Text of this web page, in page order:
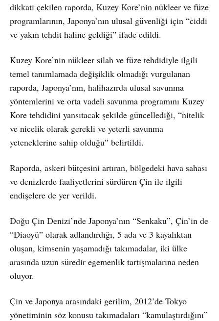
dikkati çekilen raporda, Kuzey Kore’nin nükleer ve füze
programlarının, Japonya’nın ulusal güvenliği için “ciddi
ve yakın tehdit haline geldiği” ifade edildi.
Kuzey Kore’nin nükleer silah ve füze tehdidiyle ilgili
temel tanımlamada değişiklik olmadığı vurgulanan
raporda, Japonya’nın, halihazırda ulusal savunma
yöntemlerini ve orta vadeli savunma programını Kuzey
Kore tehdidini yansıtacak şekilde güncellediği, “nitelik
ve nicelik olarak gerekli ve yeterli savunma
yeteneklerine sahip olduğu” belirtildi.
Raporda, askeri bütçesini artıran, bölgedeki hava sahası
ve denizlerde faaliyetlerini sürdüren Çin ile ilgili
endişelere de yer verildi.
Doğu Çin Denizi’nde Japonya’nın “Senkaku”, Çin’in de
“Diaoyü” olarak adlandırdığı, 5 ada ve 3 kayalıktan
oluşan, kimsenin yaşamadığı takımadalar, iki ülke
arasında uzun süredir egemenlik tartışmalarına neden
oluyor.
Çin ve Japonya arasındaki gerilim, 2012’de Tokyo
yönetiminin söz konusu takımadaları “kamulaştırdığını”